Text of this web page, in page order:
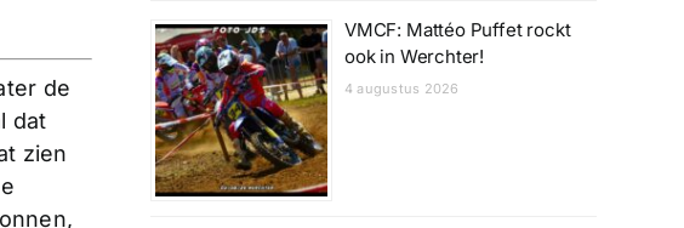
de
dat
zien
VMCF: Mattéo Puffet rockt
ook in Werchter!
4 augustus 2026